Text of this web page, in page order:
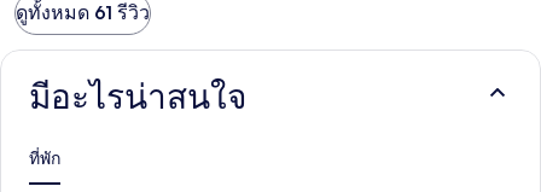
ดูทั้งหมด 61 รีวิว
มีอะไรน่าสนใจ
ที่พัก